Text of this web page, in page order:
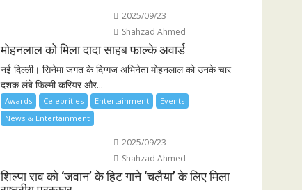
2025/09/23
Shahzad Ahmed
मोहनलाल को मिला दादा साहब फाल्के अवार्ड
नई दिल्ली। सिनेमा जगत के दिग्गज अभिनेता मोहनलाल को उनके चार
दशक लंबे फिल्मी करियर और...
Awards Celebrities Entertainment
Events
News & Entertainment
2025/09/23
Shahzad Ahmed
शिल्पा राव को ‘जवान’ के हिट गाने ‘चलैया’ के लिए मिला